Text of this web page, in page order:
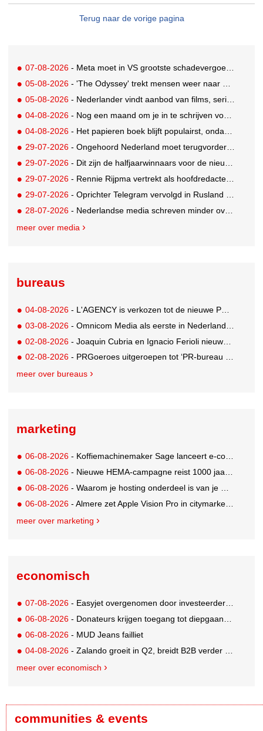
Terug naar de vorige pagina
07-08-2026 - Meta moet in VS grootste schadevergoeding ooit betalen: 567 miljoen dollar
05-08-2026 - 'The Odyssey' trekt mensen weer naar de bioscoop
05-08-2026 - Nederlander vindt aanbod van films, series en sport vaak versnipperd
04-08-2026 - Nog een maand om je in te schrijven voor de Mercurs 2026
04-08-2026 - Het papieren boek blijft populairst, ondanks digitale alternatieven
29-07-2026 - Ongehoord Nederland moet terugvordering betalen aan Commissariaat voor de Media
29-07-2026 - Dit zijn de halfjaarwinnaars voor de nieuwe Ster Goede Loeki 2026
29-07-2026 - Rennie Rijpma vertrekt als hoofdredacteur van het AD
29-07-2026 - Oprichter Telegram vervolgd in Rusland voor 'hulp aan terroristen'
28-07-2026 - Nederlandse media schreven minder over dit WK
meer over media
bureaus
04-08-2026 - L'AGENCY is verkozen tot de nieuwe PR-partner van KoRo
03-08-2026 - Omnicom Media als eerste in Nederland actief met advertenties in ChatGPT
02-08-2026 - Joaquin Cubria en Ignacio Ferioli nieuwe Global CCO’s GUT, Renata Neumann Global Head of Production
02-08-2026 - PRGoeroes uitgeroepen tot ‘PR-bureau van het jaar 2026’
meer over bureaus
marketing
06-08-2026 - Koffiemachinemaker Sage lanceert e-commerceplatform voor koffieliefhebbers
06-08-2026 - Nieuwe HEMA-campagne reist 1000 jaar terug in de tijd naar 'Hemastein'
06-08-2026 - Waarom je hosting onderdeel is van je merkstrategie
06-08-2026 - Almere zet Apple Vision Pro in citymarketing
meer over marketing
economisch
07-08-2026 - Easyjet overgenomen door investeerder Apollo
06-08-2026 - Donateurs krijgen toegang tot diepgaandere informatie over goede doelen
06-08-2026 - MUD Jeans failliet
04-08-2026 - Zalando groeit in Q2, breidt B2B verder uit en innoveert met AI
meer over economisch
communities & events